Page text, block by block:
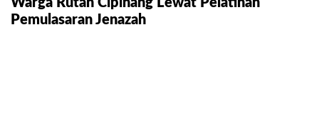
Warga Rutan Cipinang Lewat Pelatihan
Pemulasaran Jenazah